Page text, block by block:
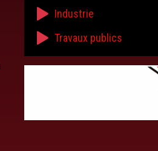
Industrie
Travaux publics